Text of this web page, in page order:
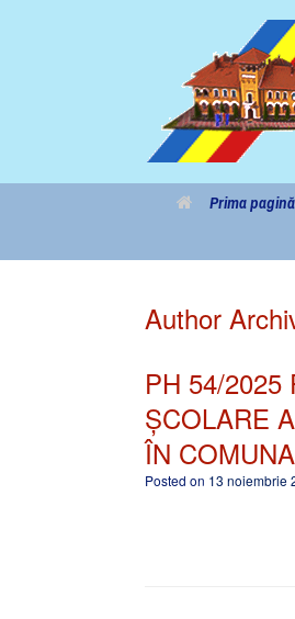
Prima
Author
PH 54/
ȘCOLARE
ÎN
Posted on 13 noiembrie